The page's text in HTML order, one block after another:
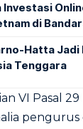
di
Hatta Jadi
Tenggara
VI Pasal
pengurus